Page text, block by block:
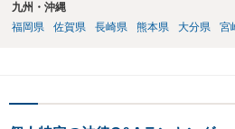
九州・沖縄
福岡県
佐賀県 長崎県 熊本県 大分県 宮